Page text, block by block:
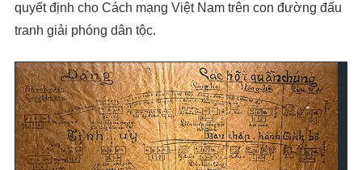
quyết định cho Cách mạng Việt Nam trên con đường đấu
tranh giải phóng dân tộc.